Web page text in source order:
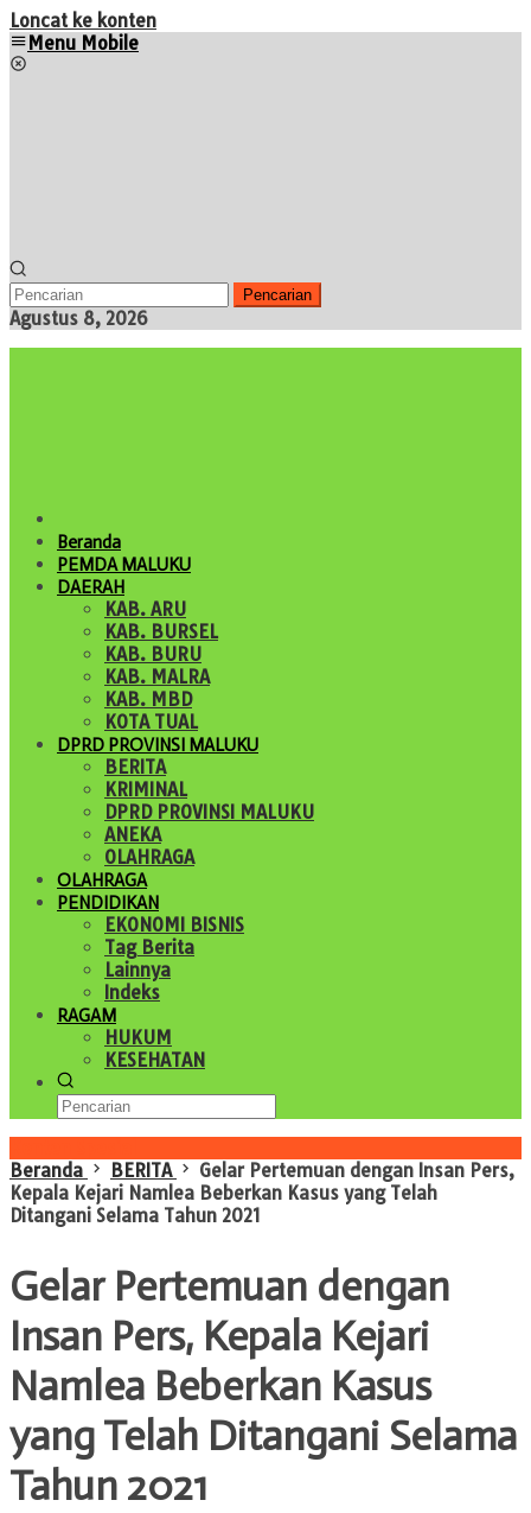
Loncat ke konten
Menu Mobile
Pencarian
Agustus 8, 2026
Beranda
PEMDA MALUKU
DAERAH
KAB. ARU
KAB. BURSEL
KAB. BURU
KAB. MALRA
KAB. MBD
KOTA TUAL
DPRD PROVINSI MALUKU
BERITA
KRIMINAL
DPRD PROVINSI MALUKU
ANEKA
OLAHRAGA
OLAHRAGA
PENDIDIKAN
EKONOMI BISNIS
Tag Berita
Lainnya
Indeks
RAGAM
HUKUM
KESEHATAN
Beranda
BERITA
Gelar Pertemuan dengan Insan Pers,
Kepala Kejari Namlea Beberkan Kasus yang Telah
Ditangani Selama Tahun 2021
Gelar Pertemuan dengan
Insan Pers, Kepala Kejari
Namlea Beberkan Kasus
yang Telah Ditangani Selama
Tahun 2021